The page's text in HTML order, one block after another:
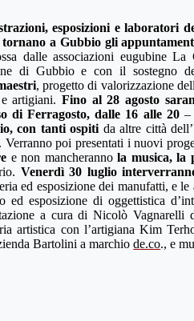
esposizioni e laboratori
a Gubbio gli
dalle associazioni eugubine
di Gubbio e con il sostegno
, progetto di valorizzazione
artigiani. Fino al 28 agosto
di Ferragosto, dalle 16 alle 20 –
con tanti ospiti da altre città
Verranno poi presentati i nuovi
e non mancherannola musica, la
Venerdì 30 luglio
ed esposizione dei manufatti, e
ed esposizione di oggettistica
a cura di Nicolò Vagnarelli
artistica con l’artigiana Kim
Bartolini a marchiode.co., e